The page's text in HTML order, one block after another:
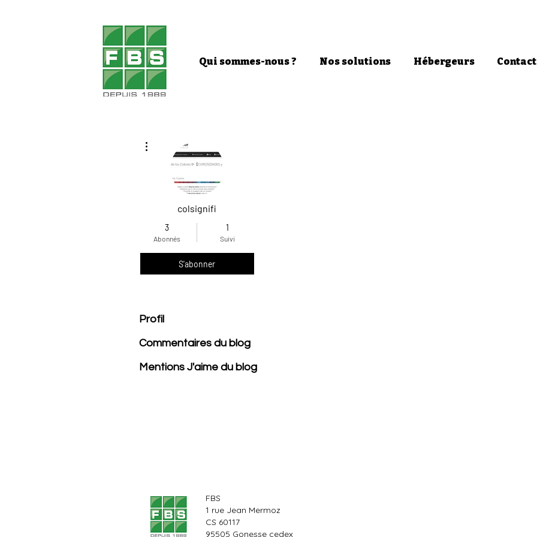
Qui sommes-nous ? Nos solutions Hébergeurs Contact
colsignifi
3
Abonnés
1
Suivi
S'abonner
Profil
Commentaires du blog
Mentions J'aime du blog
FBS
1 rue Jean Mermoz
CS 60117
95505 Gonesse cedex